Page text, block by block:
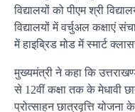
विद्यालयों को पीएम श्री
विद्यालयों में वर्चुअल कक्षाएं
में हाइब्रिड मोड में स्मार्ट
मुख्यमंत्री ने कहा कि
से 12वीं कक्षा तक के मेधावी
प्रोत्साहन छात्रवृत्ति योजना